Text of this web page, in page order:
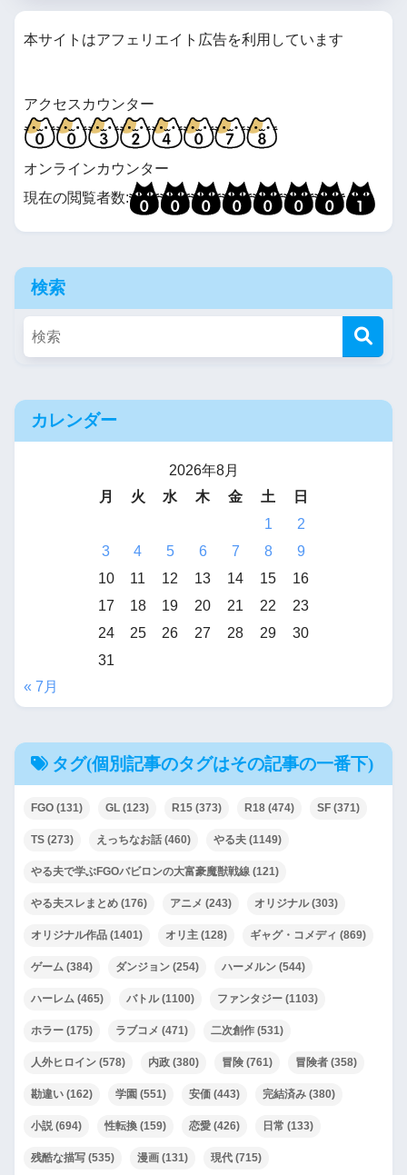
本サイトはアフェリエイト広告を利用しています
アクセスカウンター
オンラインカウンター
現在の閲覧者数:
検索
カレンダー
2026年8月
月
火 水 木 金 土
日
1
2
3
4 5 6 7 8
9
10
11 12 13 14 15
16
17
18 19 20 21 22
23
24
25 26 27 28 29
30
31
« 7月
タグ(個別記事のタグはその記事の一番下)
FGO (131) GL (123) R15 (373) R18 (474) SF (371)
TS (273) えっちなお話 (460) やる夫 (1149)
やる夫で学ぶFGOバビロンの大富豪魔獣戦線 (121)
やる夫スレまとめ (176) アニメ (243) オリジナル(303)
オリジナル作品 (1401) オリ主 (128) ギャグ・コメディ (869)
ゲーム (384) ダンジョン (254) ハーメルン (544)
ハーレム (465) バトル(1100) ファンタジー (1103)
ホラー (175) ラブコメ (471) 二次創作 (531)
人外ヒロイン (578) 内政 (380) 冒険 (761) 冒険者 (358)
勘違い (162) 学園 (551) 安価 (443) 完結済み (380)
小説(694) 性転換 (159) 恋愛 (426) 日常 (133)
残酷な描写 (535) 漫画 (131) 現代 (715)